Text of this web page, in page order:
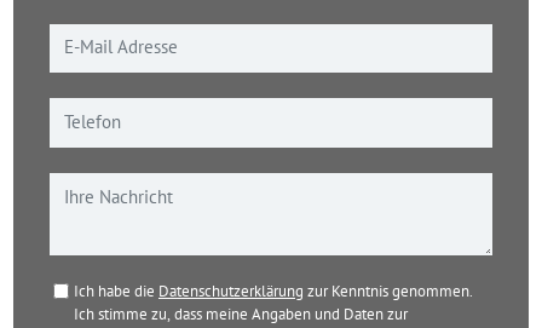
Ich habe die Datenschutzerklärung zur Kenntnis genommen.
Ich stimme zu, dass meine Angaben und Daten zur